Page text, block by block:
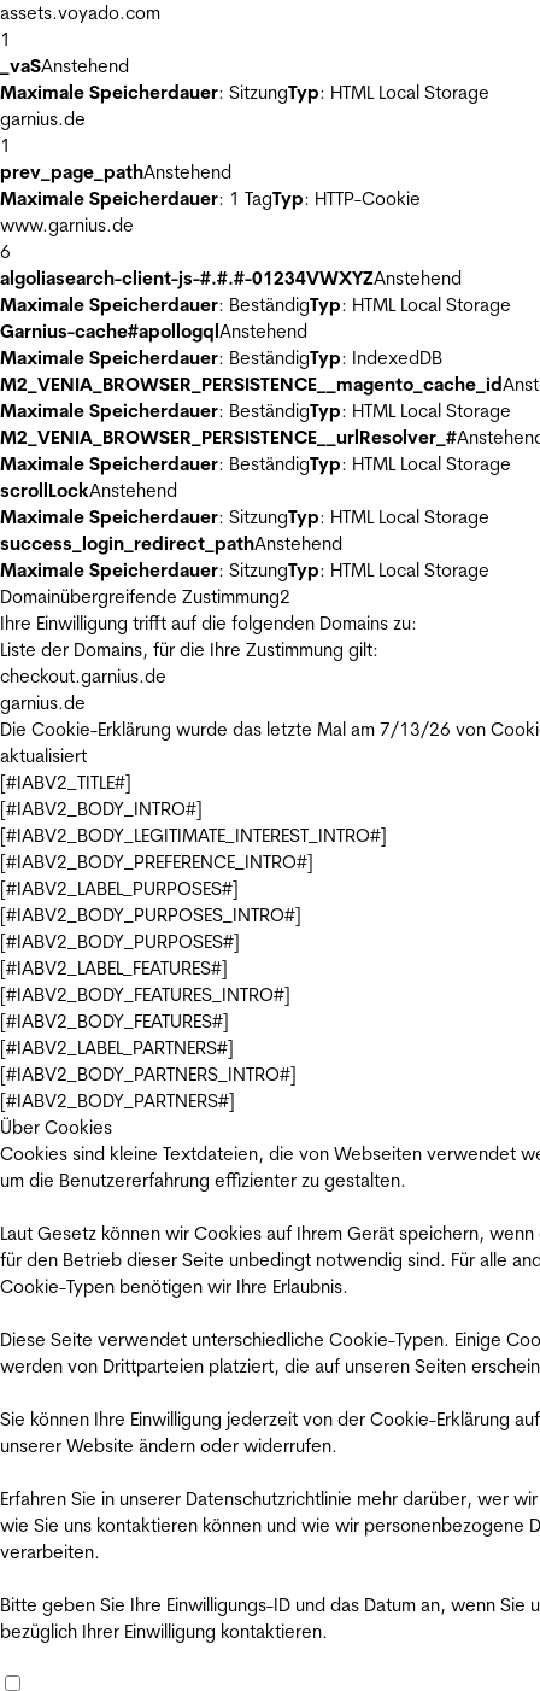
assets.voyado.com
1
_vaSAnstehend
Maximale Speicherdauer: SitzungTyp: HTML Local Storage
garnius.de
1
prev_page_pathAnstehend
Maximale Speicherdauer: 1 TagTyp: HTTP-Cookie
www.garnius.de
6
algoliasearch-client-js-#.#.#-01234VWXYZAnstehend
Maximale Speicherdauer: BeständigTyp: HTML Local Storage
Garnius-cache#apollogqlAnstehend
Maximale Speicherdauer: BeständigTyp: IndexedDB
M2_VENIA_BROWSER_PERSISTENCE__magento_cache_id
Maximale Speicherdauer: BeständigTyp: HTML Local Storage
M2_VENIA_BROWSER_PERSISTENCE__urlResolver_#
Maximale Speicherdauer: BeständigTyp: HTML Local Storage
scrollLockAnstehend
Maximale Speicherdauer: SitzungTyp: HTML Local Storage
success_login_redirect_pathAnstehend
Maximale Speicherdauer: SitzungTyp: HTML Local Storage
Domainübergreifende Zustimmung2
Ihre Einwilligung trifft auf die folgenden Domains zu:
Liste der Domains, für die Ihre Zustimmung gilt:
checkout.garnius.de
garnius.de
Die Cookie-Erklärung wurde das letzte Mal am 7/13/26 von
aktualisiert
[#IABV2_TITLE#]
[#IABV2_BODY_INTRO#]
[#IABV2_BODY_LEGITIMATE_INTEREST_INTRO#]
[#IABV2_BODY_PREFERENCE_INTRO#]
[#IABV2_LABEL_PURPOSES#]
[#IABV2_BODY_PURPOSES_INTRO#]
[#IABV2_BODY_PURPOSES#]
[#IABV2_LABEL_FEATURES#]
[#IABV2_BODY_FEATURES_INTRO#]
[#IABV2_BODY_FEATURES#]
[#IABV2_LABEL_PARTNERS#]
[#IABV2_BODY_PARTNERS_INTRO#]
[#IABV2_BODY_PARTNERS#]
Über Cookies
Cookies sind kleine Textdateien, die von Webseiten verwendet
um die Benutzererfahrung effizienter zu gestalten.
Laut Gesetz können wir Cookies auf Ihrem Gerät speichern, wenn
für den Betrieb dieser Seite unbedingt notwendig sind. Für alle
Cookie-Typen benötigen wir Ihre Erlaubnis.
Diese Seite verwendet unterschiedliche Cookie-Typen. Einige
werden von Drittparteien platziert, die auf unseren Seiten
Sie können Ihre Einwilligung jederzeit von der Cookie-Erklärung auf
unserer Website ändern oder widerrufen.
Erfahren Sie in unserer Datenschutzrichtlinie mehr darüber, wer
wie Sie uns kontaktieren können und wie wir personenbezogene
verarbeiten.
Bitte geben Sie Ihre Einwilligungs-ID und das Datum an, wenn Sie
bezüglich Ihrer Einwilligung kontaktieren.